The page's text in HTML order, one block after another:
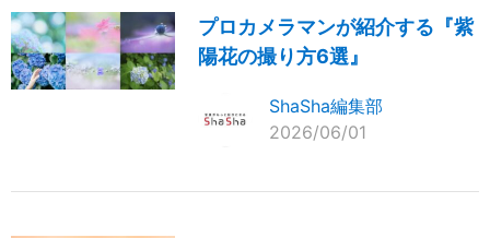
プロカメラマンが紹介する『紫
陽花の撮り方6選』
ShaSha編集部
2026/06/01